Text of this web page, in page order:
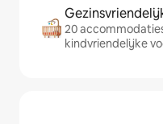
20
kindvriendelijke